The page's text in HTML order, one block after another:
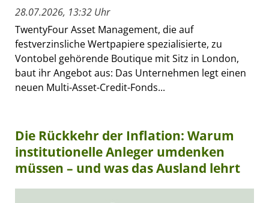
28.07.2026, 13:32 Uhr
TwentyFour Asset Management, die auf
festverzinsliche Wertpapiere spezialisierte, zu
Vontobel gehörende Boutique mit Sitz in London,
baut ihr Angebot aus: Das Unternehmen legt einen
neuen Multi-Asset-Credit-Fonds...
Die Rückkehr der Inflation: Warum
institutionelle Anleger umdenken
müssen – und was das Ausland lehrt